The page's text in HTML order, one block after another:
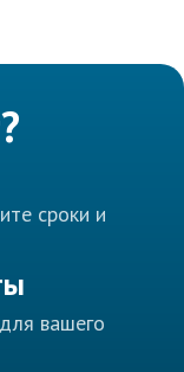
сроки и
вашего